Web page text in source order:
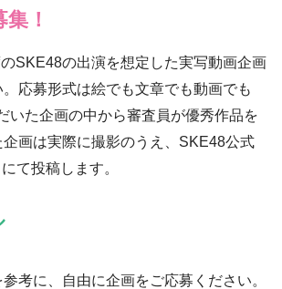
！
SKE48の出演を想定した実写動画企画
応募形式は絵でも文章でも動画でも
いた企画の中から審査員が優秀作品を
画は実際に撮影のうえ、SKE48公式
て投稿します。
考に、自由に企画をご応募ください。